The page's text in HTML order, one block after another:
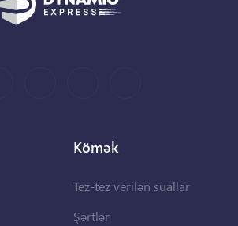
Kömək
Tez-tez verilən suallar
Şərtlər